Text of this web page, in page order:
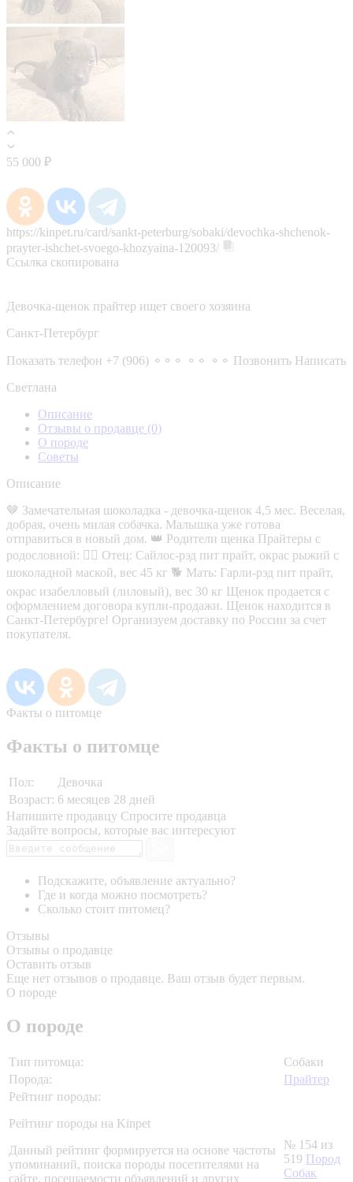
55 000 ₽
https://kinpet.ru/card/sankt-peterburg/sobaki/devochka-shchenok-
prayter-ishchet-svoego-khozyaina-120093/
Ссылка скопирована
Девочка-щенок прайтер ищет своего хозяина
Санкт-Петербург
Показать телефон +7 (906) ⚬⚬⚬ ⚬⚬ ⚬⚬ Позвонить Написать
Светлана
Описание
Отзывы о продавце (0)
О породе
Советы
Описание
🤎 Замечательная шоколадка - девочка-щенок 4,5 мес. Веселая,
добрая, очень милая собачка. Малышка уже готова
отправиться в новый дом. 👑 Родители щенка Прайтеры с
родословной: 🐕‍🦺 Отец: Сайлос-рэд пит прайт, окрас рыжий с
шоколадной маской, вес 45 кг 🐕 Мать: Гарли-рэд пит прайт,
окрас изабелловый (лиловый), вес 30 кг Щенок продается с
оформлением договора купли-продажи. Щенок находится в
Санкт-Петербурге! Организуем доставку по России за счет
покупателя.
Факты о питомце
Факты о питомце
Пол:
Девочка
Возраст: 6 месяцев 28 дней
Напишите продавцу Спросите продавца
Задайте вопросы, которые вас интересуют
Подскажите, объявление актуально?
Где и когда можно посмотреть?
Сколько стоит питомец?
Отзывы
Отзывы о продавце
Оставить отзыв
Еще нет отзывов о продавце. Ваш отзыв будет первым.
О породе
О породе
Тип питомца:
Собаки
Порода:
Прайтер
Рейтинг породы:
Рейтинг породы на Kinpet
Данный рейтинг формируется на основе частоты
упоминаний, поиска породы посетителями на
сайте, посещаемости объявлений и других
№ 154 из
519 Пород
Собак